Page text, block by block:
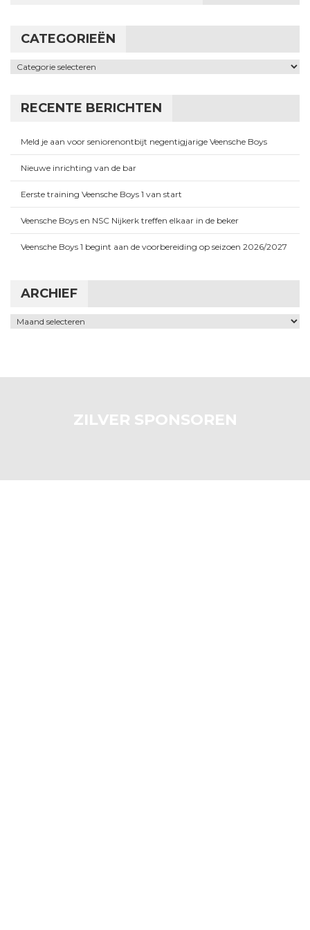
CATEGORIEËN
Categorieën
RECENTE BERICHTEN
Meld je aan voor seniorenontbijt negentigjarige Veensche Boys
Nieuwe inrichting van de bar
Eerste training Veensche Boys 1 van start
Veensche Boys en NSC Nijkerk treffen elkaar in de beker
Veensche Boys 1 begint aan de voorbereiding op seizoen 2026/2027
ARCHIEF
Archief
ZILVER SPONSOREN